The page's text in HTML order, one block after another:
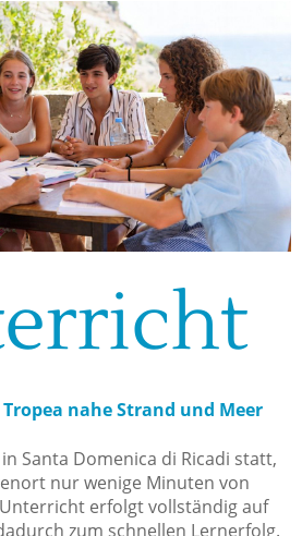
nahe Strand und Meer
Santa Domenica di Ricadi statt,
nur wenige Minuten von
erfolgt vollständig auf
zum schnellen Lernerfolg.